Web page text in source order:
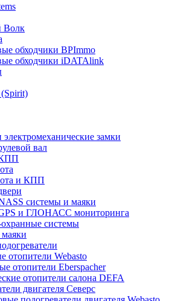
Волк
обходчики BPImmo
обходчики iDATAlink
замки
вал
и КПП
системы и маяки
и ГЛОНАСС мониторинга
системы
отопители Webasto
отопители Eberspacher
отопители салона DEFA
двигателя Северс